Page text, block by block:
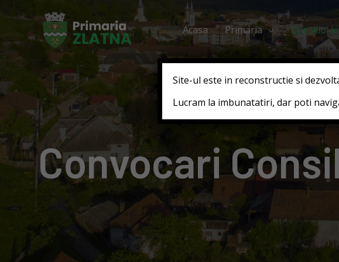
Acasa Primaria Consiliul
Convocari
Site-ul este in reconstructie si
Lucram la imbunatatiri, dar poti